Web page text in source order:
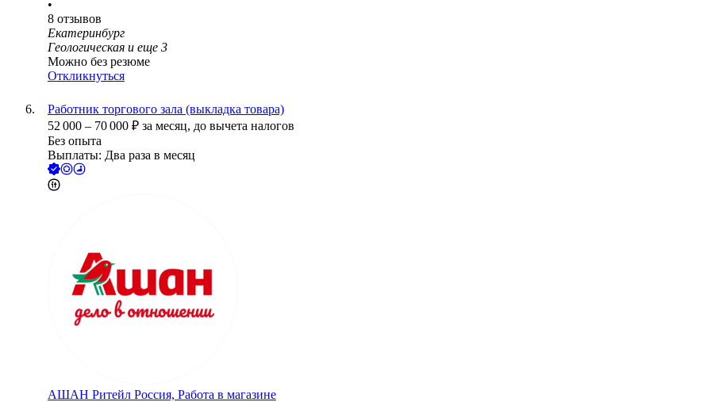
•
8 отзывов
Екатеринбург
Геологическая и еще 3
Можно без резюме
Откликнуться
Работник торгового зала (выкладка товара)
52 000 – 70 000 ₽ за месяц, до вычета налогов
Без опыта
Выплаты: Два раза в месяц
АШАН Ритейл Россия, Работа в магазине